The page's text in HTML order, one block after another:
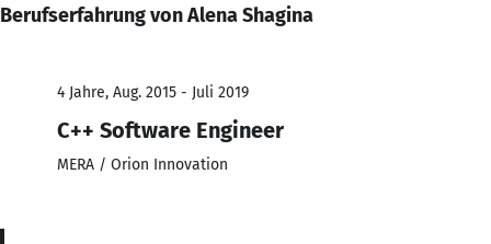
Berufserfahrung von Alena Shagina
4 Jahre, Aug. 2015 - Juli 2019
C++ Software Engineer
MERA / Orion Innovation